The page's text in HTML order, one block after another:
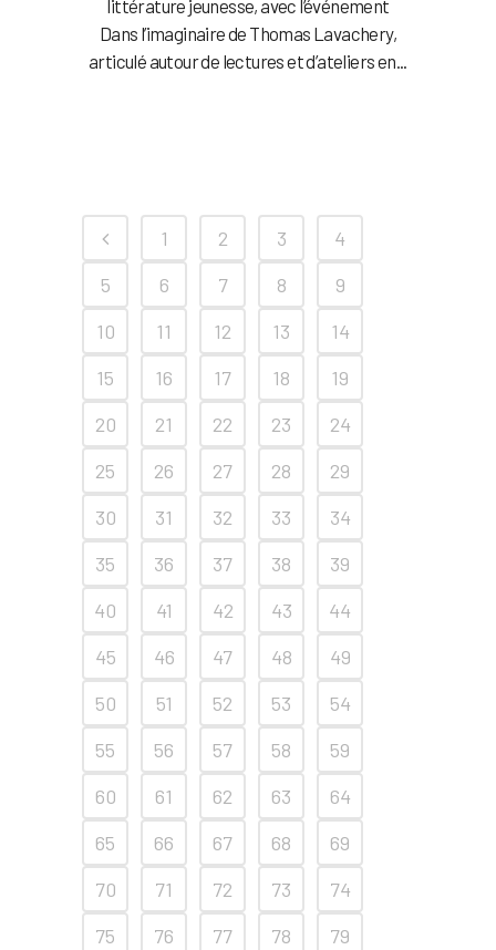
littérature jeunesse, avec l’événement
Dans l’imaginaire de Thomas Lavachery,
articulé autour de lectures et d’ateliers en...
1 2 3
4
5
6 7 8
9
10
11 12 13
14
15
16 17 18
19
20
21 22 23
24
25
26 27 28
29
30
31 32 33
34
35
36 37 38
39
40
41 42 43
44
45
46 47 48
49
50
51 52 53
54
55
56 57 58
59
60
61 62 63
64
65
66 67 68
69
70
71 72 73
74
75
76 77 78
79